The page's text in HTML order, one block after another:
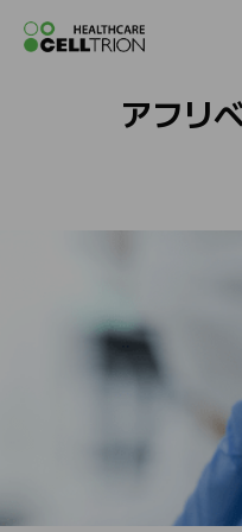
Celltrion the
アフリ